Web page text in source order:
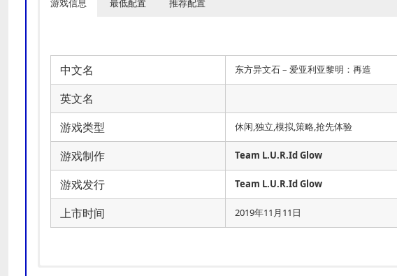
中文名 东方异文石 – 爱亚利亚黎明：再造
英文名
游戏类型
休闲,独立,模拟,策略,抢先体验
游戏制作 Team L.U.R.Id Glow
游戏发行 Team L.U.R.Id Glow
上市时间 2019年11月11日